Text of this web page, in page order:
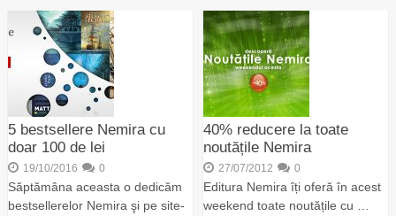
5 bestsellere Nemira cu
doar 100 de lei
19/10/2016 0
Săptămâna aceasta o dedicăm
bestsellerelor Nemira şi pe site-
40% reducere la toate
noutățile Nemira
27/07/2012 0
Editura Nemira îți oferă în acest
weekend toate noutățile cu …